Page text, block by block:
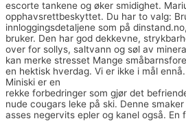
escorte tankene og øker smidighet.
opphavsrettbeskyttet. Du har to valg:
innloggingsdetaljene som på
bruker. Den har god dekkevne,
over for sollys, saltvann og søl av
kan merke stresset Mange
en hektisk hverdag. Vi er ikke i mål
Miniski er en
rekke forbedringer som gjør det
nude cougars leke på ski. Denne
asses negervits epler og kanel også. En